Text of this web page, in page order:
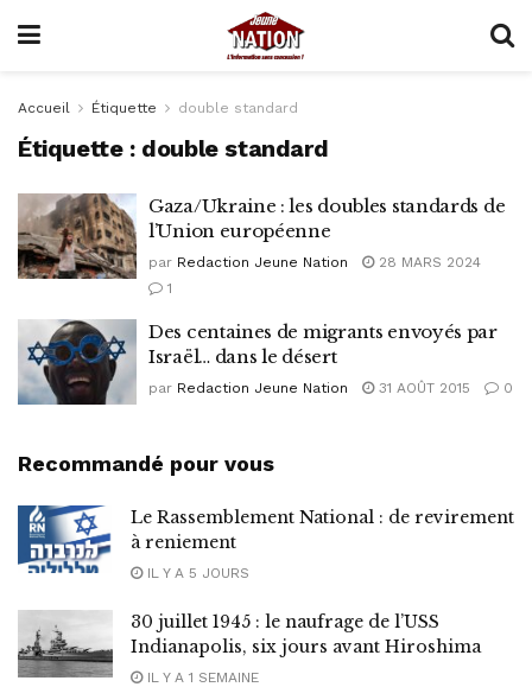
Accueil Étiquette double standard
Étiquette : double standard
Gaza/Ukraine : les doubles standards de
l’Union européenne
par Redaction Jeune Nation
28 MARS 2024
1
Des centaines de migrants envoyés par
Israël… dans le désert
par Redaction Jeune Nation 31 AOÛT 2015 0
Recommandé pour vous
Le Rassemblement National : de revirement
à reniement
IL Y A 5 JOURS
30 juillet 1945 : le naufrage de l’USS
Indianapolis, six jours avant Hiroshima
IL Y A 1 SEMAINE